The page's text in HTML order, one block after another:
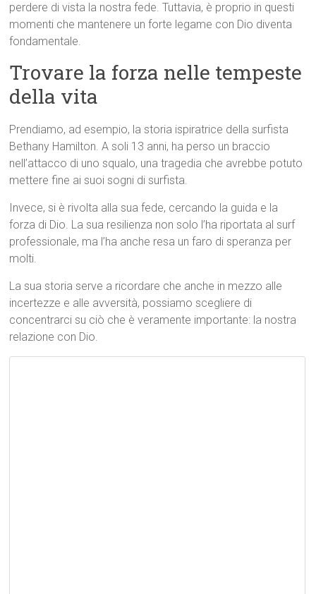
perdere di vista la nostra fede. Tuttavia, è proprio in questi
momenti che mantenere un forte legame con Dio diventa
fondamentale.
Trovare la forza nelle tempeste
della vita
Prendiamo, ad esempio, la storia ispiratrice della surfista
Bethany Hamilton. A soli 13 anni, ha perso un braccio
nell’attacco di uno squalo, una tragedia che avrebbe potuto
mettere fine ai suoi sogni di surfista.
Invece, si è rivolta alla sua fede, cercando la guida e la
forza di Dio. La sua resilienza non solo l’ha riportata al surf
professionale, ma l’ha anche resa un faro di speranza per
molti.
La sua storia serve a ricordare che anche in mezzo alle
incertezze e alle avversità, possiamo scegliere di
concentrarci su ciò che è veramente importante: la nostra
relazione con Dio.